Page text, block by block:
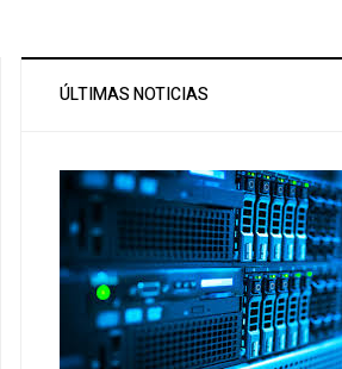
ÚLTIMAS NOTICIAS